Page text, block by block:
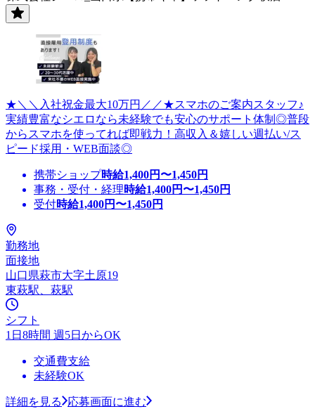
★＼＼入社祝金最大10万円／／★スマホのご案内スタッフ♪
実績豊富なシエロなら未経験でも安心のサポート体制◎普段
からスマホを使ってれば即戦力！高収入＆嬉しい週払い/ス
ピード採用・WEB面談◎
携帯ショップ時給1,400円〜1,450円
事務・受付・経理時給1,400円〜1,450円
受付時給1,400円〜1,450円
勤務地
面接地
山口県萩市大字土原19
東萩駅、萩駅
シフト
1日8時間 週5日からOK
交通費支給
未経験OK
詳細を見る 応募画面に進む